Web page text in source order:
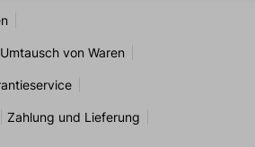
von Waren
Zahlung und Lieferung